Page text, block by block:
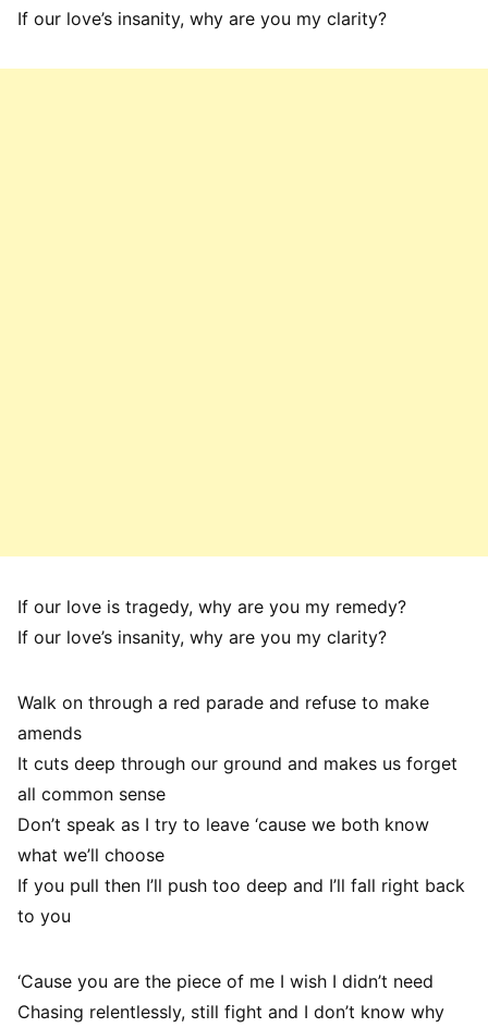
If our love’s insanity, why are you my clarity?
If our love is tragedy, why are you my remedy?
If our love’s insanity, why are you my clarity?
Walk on through a red parade and refuse to make
amends
It cuts deep through our ground and makes us forget
all common sense
Don’t speak as I try to leave ‘cause we both know
what we’ll choose
If you pull then I’ll push too deep and I’ll fall right back
to you
‘Cause you are the piece of me I wish I didn’t need
Chasing relentlessly, still fight and I don’t know why